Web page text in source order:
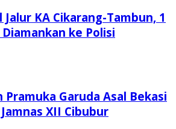
KA Cikarang-Tambun, 1
ke Polisi
Garuda Asal Bekasi
XII Cibubur